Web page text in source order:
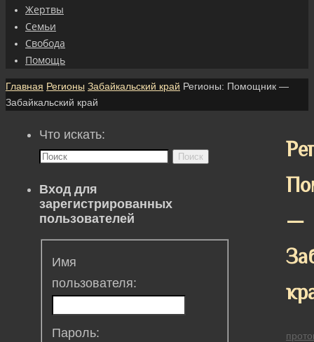
Жертвы
Семьи
Свобода
Помощь
Главная Регионы Забайкальский край Регионы: Помощник —
Забайкальский край
—
Что искать:
Поиск
Вход для
зарегистрированных
пользователей
Имя
пользователя:
Пароль: